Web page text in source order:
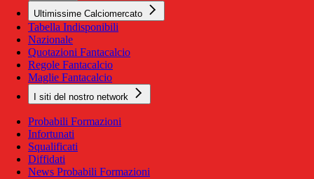
Ultimissime Calciomercato
Tabella Indisponibili
Nazionale
Quotazioni Fantacalcio
Regole Fantacalcio
Maglie Fantacalcio
I siti del nostro network
Probabili Formazioni
Infortunati
Squalificati
Diffidati
News Probabili Formazioni